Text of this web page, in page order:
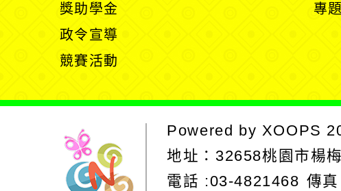
獎助學金
政令宣導
競賽活動
專
Powered by XOOPS
地址： 32658桃園市楊
電話 :03-4821468 傳